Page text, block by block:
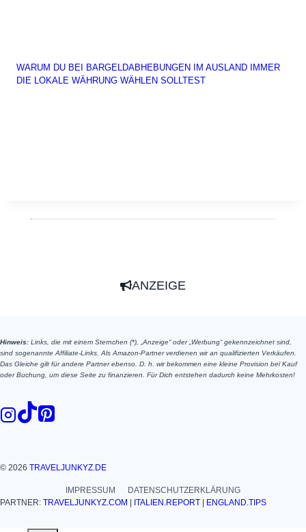
WARUM DU BEI BARGELDABHEBUNGEN IM AUSLAND IMMER
DIE LOKALE WÄHRUNG WÄHLEN SOLLTEST
ANZEIGE
Hinweis: Links, die mit einem Sternchen (*), „Anzeige“ oder „Werbung“ gekennzeichnet sind,
sind sogenannte Affiliate-Links. Als Amazon-Partner verdienen wir an qualifizierten Verkäufen.
Das Gleiche gilt für andere Partner ebenso. D. h. wir bekommen eine kleine Provision bei Kauf
oder Buchung, um diese Seite zu finanzieren. Für Dich entstehen dadurch keine Mehrkosten!
© 2026 TRAVELJUNKYZ.DE
IMPRESSUM
DATENSCHUTZERKLÄRUNG
PARTNER: TRAVELJUNKYZ.COM ITALIEN.REPORT ENGLAND.TIPS